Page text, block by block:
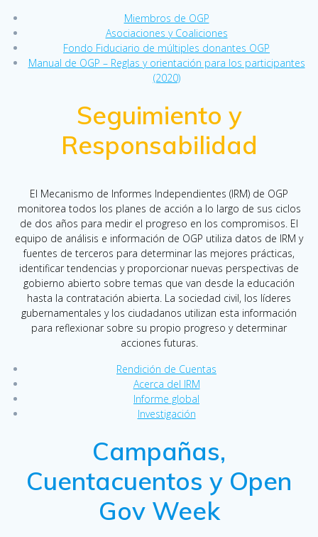
Miembros de OGP
Asociaciones y Coaliciones
Fondo Fiduciario de múltiples donantes OGP
Manual de OGP – Reglas y orientación para los participantes
(2020)
Seguimiento y
Responsabilidad
El Mecanismo de Informes Independientes (IRM) de OGP
monitorea todos los planes de acción a lo largo de sus ciclos
de dos años para medir el progreso en los compromisos. El
equipo de análisis e información de OGP utiliza datos de IRM y
fuentes de terceros para determinar las mejores prácticas,
identificar tendencias y proporcionar nuevas perspectivas de
gobierno abierto sobre temas que van desde la educación
hasta la contratación abierta. La sociedad civil, los líderes
gubernamentales y los ciudadanos utilizan esta información
para reflexionar sobre su propio progreso y determinar
acciones futuras.
Rendición de Cuentas
Acerca del IRM
Informe global
Investigación
Campañas,
Cuentacuentos y Open
Gov Week